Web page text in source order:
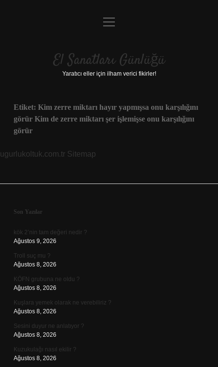
Anasayfa
Yasal Uyarı
menüyü
El Sanatları Günlüğü
Yaratıcı eller için ilham verici fikirler!
Etiket: Kim zerre miktarı hayır yapmışsa onu karşılığını
görür Kim de zerre miktarı şer işlemişse onu karşılığını
görür
ugurlukoltuk.com.tr Sitemap
Sidebar
Son Yazılar
kök 2’nin tam değeri nedir ?
Ağustos 9, 2026
Troll suç mu ?
Ağustos 8, 2026
KÖFN grubuna ne oldu ?
Ağustos 8, 2026
Kuşlara yemek olarak ne verebiliriz ?
Ağustos 8, 2026
Sesini duyur ne anlatıyor ?
Ağustos 8, 2026
Kuzukulağı nasıl ekilir ?
Ağustos 8, 2026